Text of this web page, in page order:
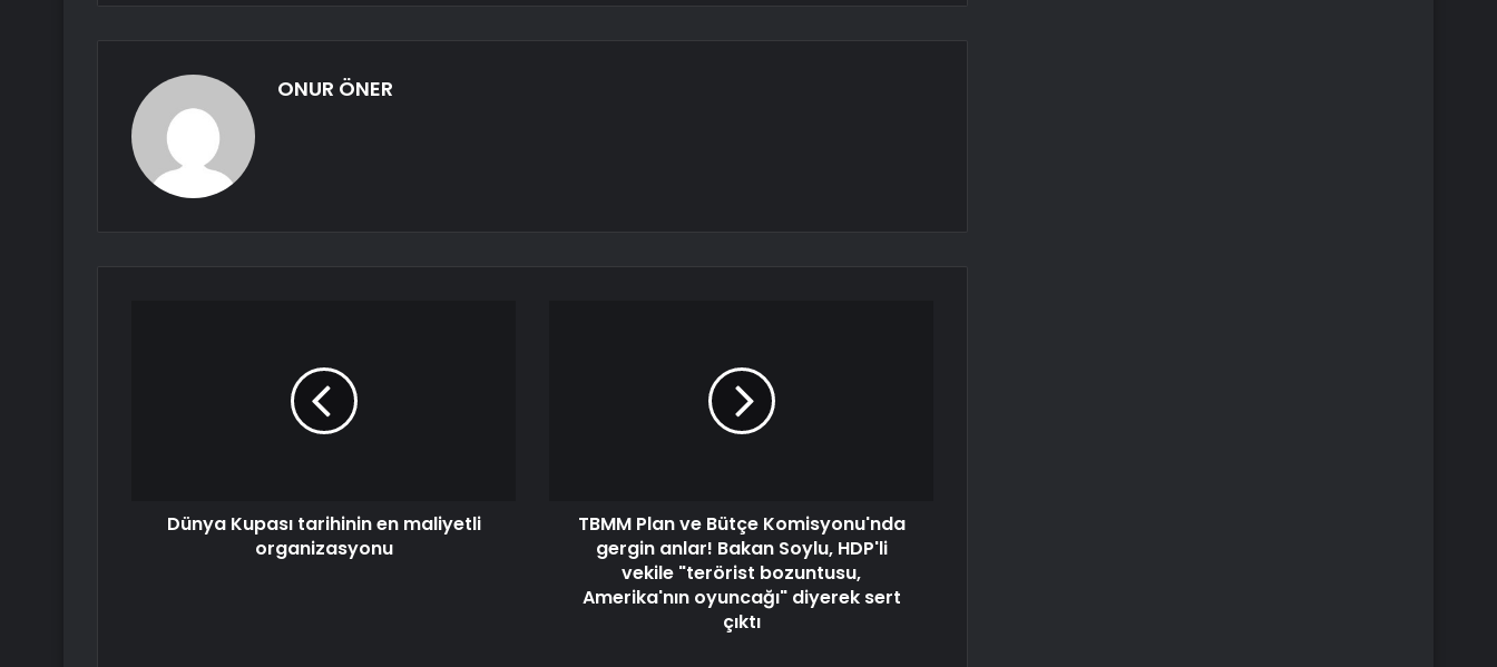
ONUR ÖNER
Dünya Kupası tarihinin en maliyetli
organizasyonu
TBMM Plan ve Bütçe Komisyonu'nda
gergin anlar! Bakan Soylu, HDP'li
vekile "terörist bozuntusu,
Amerika'nın oyuncağı" diyerek sert
çıktı